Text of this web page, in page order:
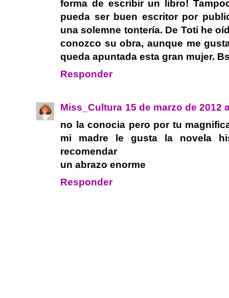
forma de escribir un libro!
pueda ser buen escritor por
una solemne tontería. De Toti he
conozco su obra, aunque me
queda apuntada esta gran mujer.
Responder
Miss_Cultura 15 de marzo de 2012
no la conocia pero por tu
mi madre le gusta la novela
recomendar
un abrazo enorme
Responder